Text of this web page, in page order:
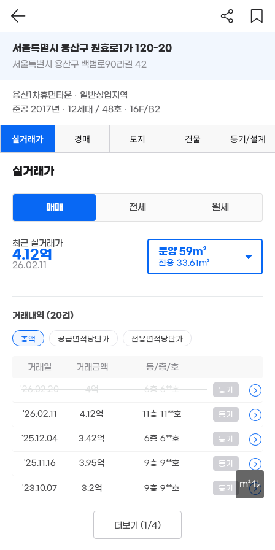
29m²
14억
'16. 05
매물
월 103만
48m²
4.35억
18.2억
4.5억
81m²
107m²
15.7억
매매 4억 1200만원
전용34m²
2억
34.26억
107m²
4.55억
42m²
1.76억
25.9억
27.01억
44m²
12
39억
필터 매물 탐색
서울시 용산구 원효로1가 120-20
준공 2017년 · 12세대 / 48호 · 16F/B2
m²
서울특별시 용산구 원효로1가 120-20
서울특별시 용산구 백범로90라길 42
용산1차휴먼타운 · 일반상업지역
준공 2017년 · 12세대 / 48호 · 16F/B2
실거래가 경매 토지 건물 등기/설계
실거래가
매매 전세 월세
최근 실거래가
4.12억
26.02.11
분양59m²
전용 33.61m²
거래내역 (20건)
총액 공급면적당단가 전용면적당단가
거래일 거래금액 동/층/호
'26.02.20 4억 6층 6**호 등기
'26.02.11 4.12억 11층 11**호 등기
'25.12.04 3.42억 6층 6**호 등기
'25.11.16 3.95억 9층 9**호 등기
'23.10.07 3.2억 9층 9**호 등기
더보기 (1/4)